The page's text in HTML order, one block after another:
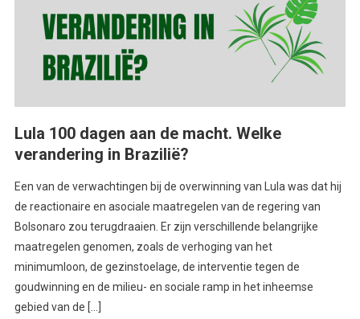
Lula 100 dagen aan de macht. Welke
verandering in Brazilië?
Een van de verwachtingen bij de overwinning van Lula was dat hij
de reactionaire en asociale maatregelen van de regering van
Bolsonaro zou terugdraaien. Er zijn verschillende belangrijke
maatregelen genomen, zoals de verhoging van het
minimumloon, de gezinstoelage, de interventie tegen de
goudwinning en de milieu- en sociale ramp in het inheemse
gebied van de […]